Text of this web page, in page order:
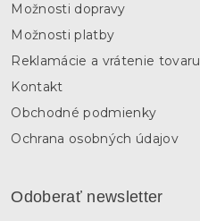
Možnosti dopravy
Možnosti platby
Reklamácie a vrátenie tovaru
Kontakt
Obchodné podmienky
Ochrana osobných údajov
Odoberať newsletter